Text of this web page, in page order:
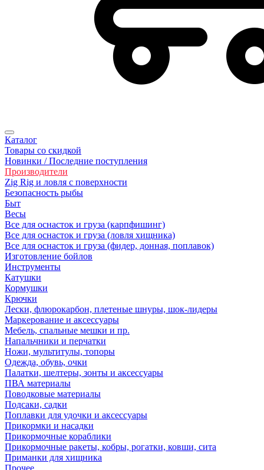
Каталог
Товары со скидкой
Новинки / Последние поступления
Производители
Zig Rig и ловля с поверхности
Безoпасность рыбы
Быт
Весы
Все для оснасток и груза (карпфишинг)
Все для оснасток и груза (ловля хищника)
Все для оснасток и груза (фидер, донная, поплавок)
Изготовление бойлов
Инструменты
Катушки
Кормушки
Крючки
Лески, флюрокарбон, плетеные шнуры, шок-лидеры
Маркерование и аксессуары
Мебель, спальные мешки и пр.
Напальчники и перчатки
Ножи, мультитулы, топоры
Одежда, обувь, очки
Палатки, шелтеры, зонты и аксессуары
ПВА материалы
Поводковые материалы
Подсаки, садки
Поплавки для удочки и аксессуары
Прикормки и насадки
Прикормочные кораблики
Прикормочные ракеты, кобры, рогатки, ковши, сита
Приманки для хищника
Прочее